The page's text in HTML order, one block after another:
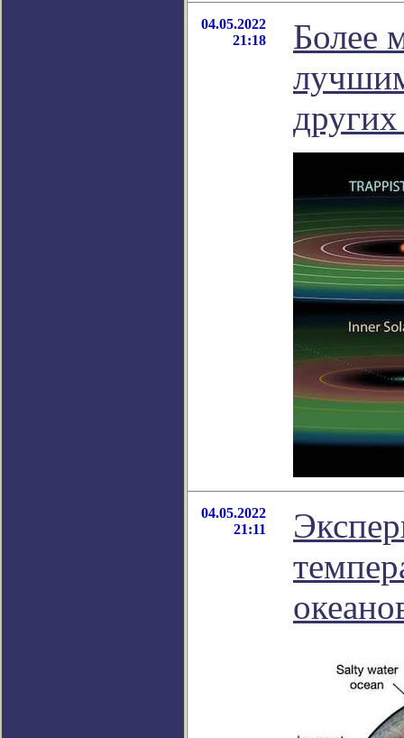
04.05.2022
21:18
Более
04.05.2022
21:11